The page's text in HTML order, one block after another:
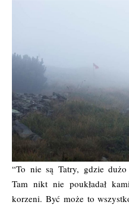
“To nie są Tatry, gdzie dużo
Tam nikt nie poukładał
korzeni. Być może to